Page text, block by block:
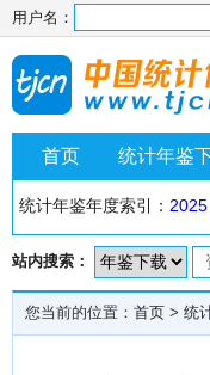
用户名：
首页 统计年鉴
统计年鉴年度索引： 2025
站内搜索：
您当前的位置： 首页 > 统